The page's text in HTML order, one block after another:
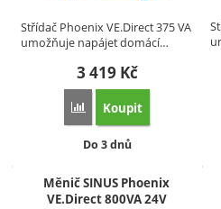
Střídač Phoenix VE.Direct 375 VA
umožňuje napájet domácí…
3 419 Kč
Přidat 'Měnič SINUS
Koupit
Dostupnost:
Do 3 dnů
Měnič SINUS Phoenix
VE.Direct 800VA 24V